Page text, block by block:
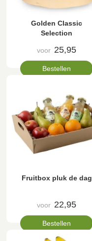
Golden Classic
Selection
voor 25,95
Bestellen
Fruitbox pluk de dag
voor 22,95
Bestellen